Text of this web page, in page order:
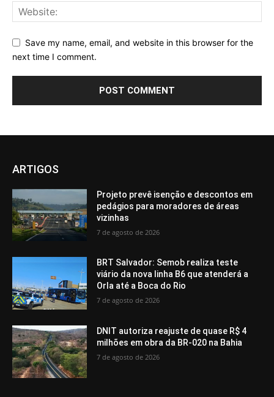
Save my name, email, and website in this browser for the
next time I comment.
ARTIGOS
Projeto prevê isenção e descontos em
pedágios para moradores de áreas
vizinhas
7 de agosto de 2026
BRT Salvador: Semob realiza teste
viário da nova linha B6 que atenderá a
Orla até a Boca do Rio
7 de agosto de 2026
DNIT autoriza reajuste de quase R$ 4
milhões em obra da BR-020 na Bahia
7 de agosto de 2026